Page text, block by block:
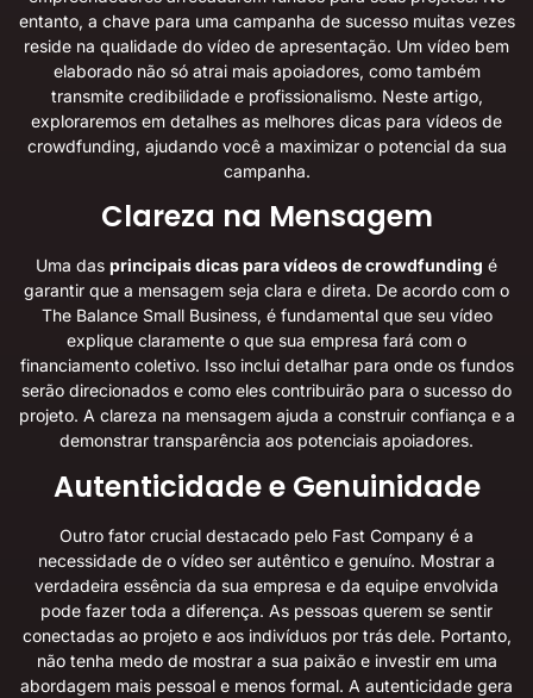
entanto, a chave para uma campanha de sucesso muitas vezes
reside na qualidade do vídeo de apresentação. Um vídeo bem
elaborado não só atrai mais apoiadores, como também
transmite credibilidade e profissionalismo. Neste artigo,
exploraremos em detalhes as melhores dicas para vídeos de
crowdfunding, ajudando você a maximizar o potencial da sua
campanha.
Clareza na Mensagem
Uma das principais dicas para vídeos de crowdfunding é
garantir que a mensagem seja clara e direta. De acordo com o
The Balance Small Business, é fundamental que seu vídeo
explique claramente o que sua empresa fará com o
financiamento coletivo. Isso inclui detalhar para onde os fundos
serão direcionados e como eles contribuirão para o sucesso do
projeto. A clareza na mensagem ajuda a construir confiança e a
demonstrar transparência aos potenciais apoiadores.
Autenticidade e Genuinidade
Outro fator crucial destacado pelo Fast Company é a
necessidade de o vídeo ser autêntico e genuíno. Mostrar a
verdadeira essência da sua empresa e da equipe envolvida
pode fazer toda a diferença. As pessoas querem se sentir
conectadas ao projeto e aos indivíduos por trás dele. Portanto,
não tenha medo de mostrar a sua paixão e investir em uma
abordagem mais pessoal e menos formal. A autenticidade gera